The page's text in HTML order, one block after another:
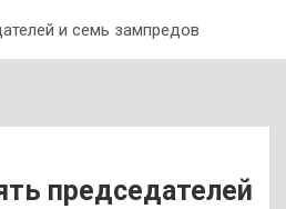
и семь зампредов
председателей